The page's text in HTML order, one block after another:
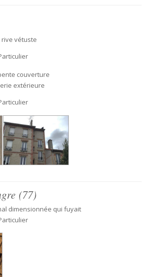
rive vétuste
couverture
extérieure
(77)
dimensionnée qui fuyait